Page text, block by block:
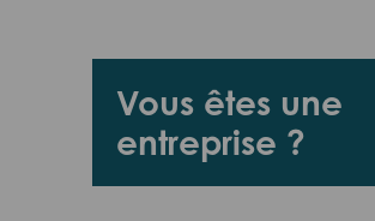
Vous êtes une
entreprise ?